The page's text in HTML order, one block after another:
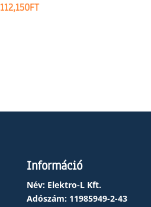
112,150FT
Információ
Név: Elektro-L Kft.
Adószám: 11985949-2-43